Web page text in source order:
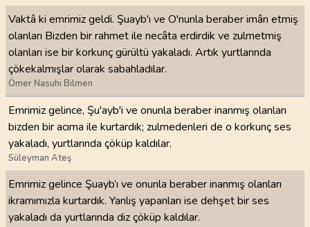
Vaktâ ki emrimiz geldi. Şuayb'ı ve O'nunla beraber imân etmiş
olanları Bizden bir rahmet ile necâta erdirdik ve zulmetmiş
olanları ise bir korkunç gürültü yakaladı. Artık yurtlarında
çökekalmışlar olarak sabahladılar.
Ömer Nasuhi Bilmen
Emrimiz gelince, Şu'ayb'i ve onunla beraber inanmış olanları
bizden bir acıma ile kurtardık; zulmedenleri de o korkunç ses
yakaladı, yurtlarında çöküp kaldılar.
Süleyman Ateş
Emrimiz gelince Şuayb’ı ve onunla beraber inanmış olanları
ikramımızla kurtardık. Yanlış yapanları ise dehşet bir ses
yakaladı da yurtlarında diz çöküp kaldılar.